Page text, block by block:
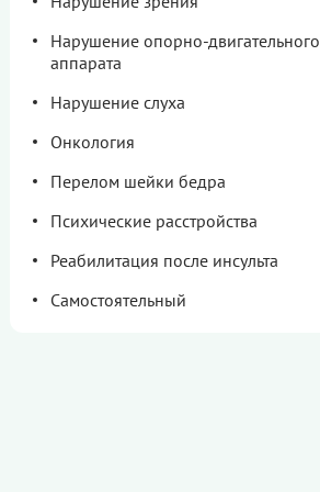
Нарушение опорно-двигательного
аппарата
Нарушение слуха
Онкология
Перелом шейки бедра
Психические расстройства
Реабилитация после инсульта
Самостоятельный